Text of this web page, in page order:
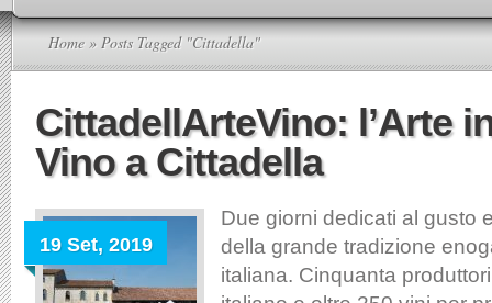
Home » Posts Tagged "Cittadella"
CittadellArteVino: l’Arte
Vino a Cittadella
19 Set, 2019
Due giorni dedicati al gusto
della grande tradizione
italiana. Cinquanta